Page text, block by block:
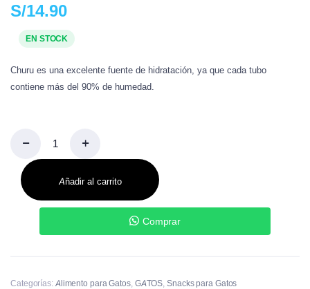
S/14.90
EN STOCK
Churu es una excelente fuente de hidratación, ya que cada tubo
contiene más del 90% de humedad.
Añadir al carrito
Comprar
Categorías: Alimento para Gatos, GATOS ,Snacks para Gatos